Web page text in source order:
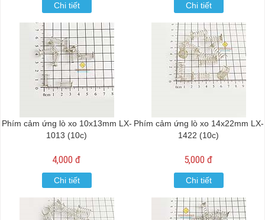
Chi tiết Chi tiết
Phím cảm ứng lò xo 10x13mm LX-
1013 (10c)
4,000 đ
Chi tiết
Phím cảm ứng lò xo 14x22mm LX-
1422 (10c)
5,000 đ
Chi tiết